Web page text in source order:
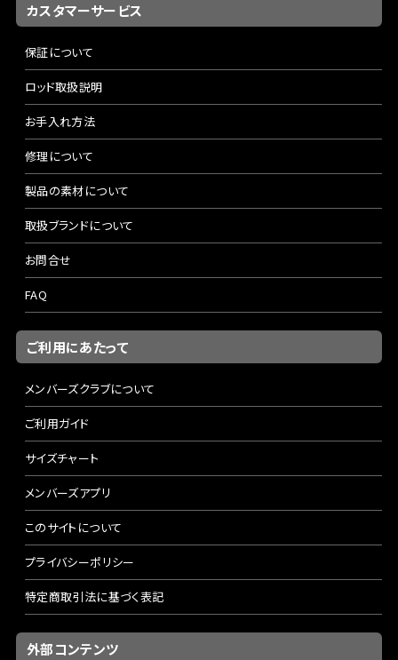
カスタマーサービス
保証について
ロッド取扱説明
お手入れ方法
修理について
製品の素材について
取扱ブランドについて
お問合せ
FAQ
ご利用にあたって
メンバーズクラブについて
ご利用ガイド
サイズチャート
メンバーズアプリ
このサイトについて
プライバシーポリシー
特定商取引法に基づく表記
外部コンテンツ